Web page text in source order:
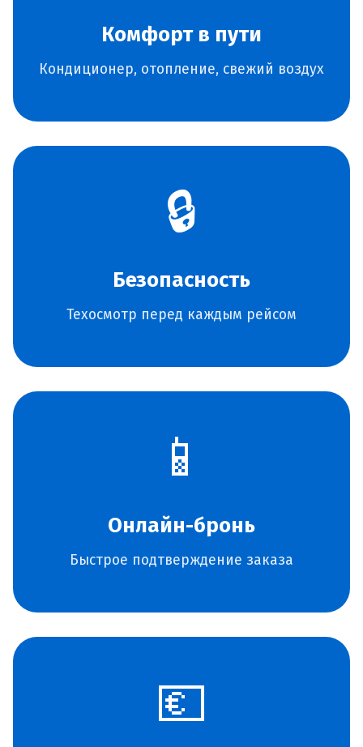
Комфорт в пути
Кондиционер, отопление, свежий воздух
🔒
Безопасность
Техосмотр перед каждым рейсом
📱
Онлайн-бронь
Быстрое подтверждение заказа
💶